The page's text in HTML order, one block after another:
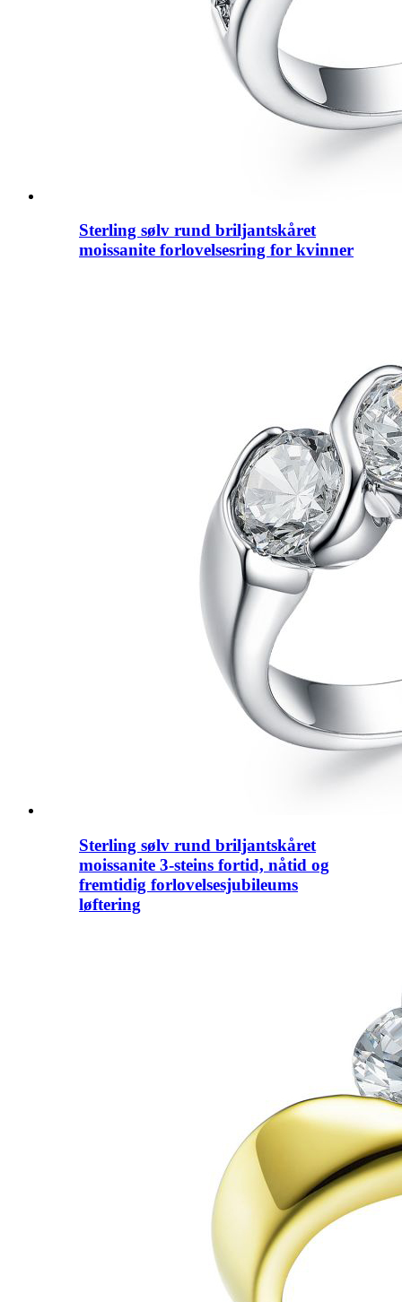
Sterling sølv rund briljantskåret
moissanite forlovelsesring for kvinner
Sterling sølv rund briljantskåret
moissanite 3-steins fortid, nåtid og
fremtidig forlovelsesjubileums
løftering